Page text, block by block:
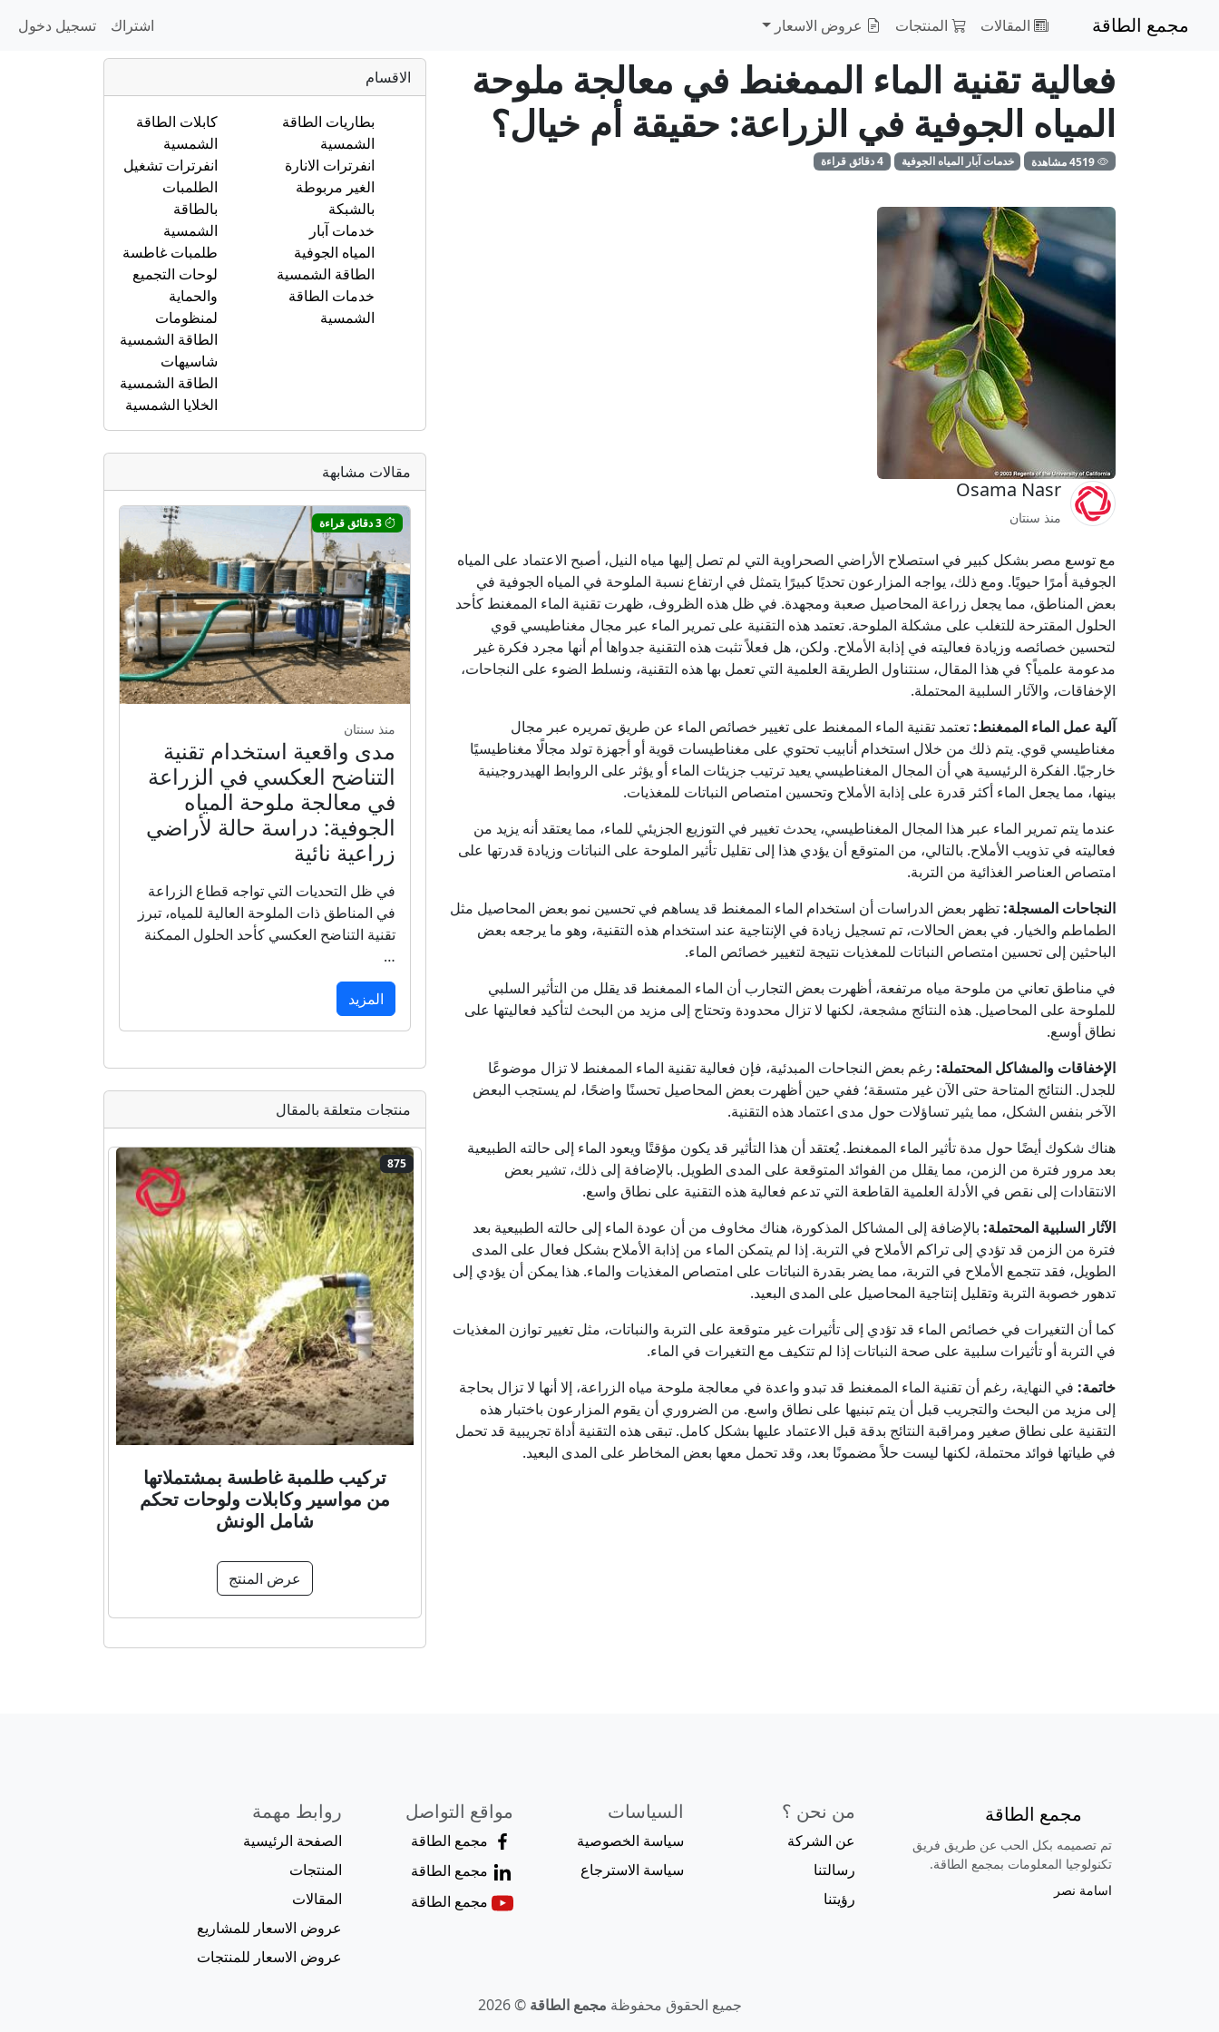
مجمع الطاقة المقالات المنتجات عروض الاسعار اشتراك تسجيل دخول
فعالية تقنية الماء الممغنط في معالجة ملوحة
المياه الجوفية في الزراعة: حقيقة أم خيال؟
4519 مشاهدة خدمات آبار المياه الجوفية 4 دقائق قراءة
Osama Nasr
منذ سنتان
مع توسع مصر بشكل كبير في استصلاح الأراضي الصحراوية التي لم تصل إليها مياه النيل، أصبح الاعتماد على المياه
الجوفية أمرًا حيويًا. ومع ذلك، يواجه المزارعون تحديًا كبيرًا يتمثل في ارتفاع نسبة الملوحة في المياه الجوفية في
بعض المناطق، مما يجعل زراعة المحاصيل صعبة ومجهدة. في ظل هذه الظروف، ظهرت تقنية الماء الممغنط كأحد
الحلول المقترحة للتغلب على مشكلة الملوحة. تعتمد هذه التقنية على تمرير الماء عبر مجال مغناطيسي قوي
لتحسين خصائصه وزيادة فعاليته في إذابة الأملاح. ولكن، هل فعلاً تثبت هذه التقنية جدواها أم أنها مجرد فكرة غير
مدعومة علمياً؟ في هذا المقال، سنتناول الطريقة العلمية التي تعمل بها هذه التقنية، ونسلط الضوء على النجاحات،
الإخفاقات، والآثار السلبية المحتملة.
آلية عمل الماء الممغنط: تعتمد تقنية الماء الممغنط على تغيير خصائص الماء عن طريق تمريره عبر مجال
مغناطيسي قوي. يتم ذلك من خلال استخدام أنابيب تحتوي على مغناطيسات قوية أو أجهزة تولد مجالًا مغناطيسيًا
خارجيًا. الفكرة الرئيسية هي أن المجال المغناطيسي يعيد ترتيب جزيئات الماء أو يؤثر على الروابط الهيدروجينية
بينها، مما يجعل الماء أكثر قدرة على إذابة الأملاح وتحسين امتصاص النباتات للمغذيات.
عندما يتم تمرير الماء عبر هذا المجال المغناطيسي، يحدث تغيير في التوزيع الجزيئي للماء، مما يعتقد أنه يزيد من
فعاليته في تذويب الأملاح. بالتالي، من المتوقع أن يؤدي هذا إلى تقليل تأثير الملوحة على النباتات وزيادة قدرتها على
امتصاص العناصر الغذائية من التربة.
النجاحات المسجلة: تظهر بعض الدراسات أن استخدام الماء الممغنط قد يساهم في تحسين نمو بعض المحاصيل مثل
الطماطم والخيار. في بعض الحالات، تم تسجيل زيادة في الإنتاجية عند استخدام هذه التقنية، وهو ما يرجعه بعض
الباحثين إلى تحسين امتصاص النباتات للمغذيات نتيجة لتغيير خصائص الماء.
في مناطق تعاني من ملوحة مياه مرتفعة، أظهرت بعض التجارب أن الماء الممغنط قد يقلل من التأثير السلبي
للملوحة على المحاصيل. هذه النتائج مشجعة، لكنها لا تزال محدودة وتحتاج إلى مزيد من البحث لتأكيد فعاليتها على
نطاق أوسع.
الإخفاقات والمشاكل المحتملة: رغم بعض النجاحات المبدئية، فإن فعالية تقنية الماء الممغنط لا تزال موضوعًا
للجدل. النتائج المتاحة حتى الآن غير متسقة؛ ففي حين أظهرت بعض المحاصيل تحسنًا واضحًا، لم يستجب البعض
الآخر بنفس الشكل، مما يثير تساؤلات حول مدى اعتماد هذه التقنية.
هناك شكوك أيضًا حول مدة تأثير الماء الممغنط. يُعتقد أن هذا التأثير قد يكون مؤقتًا ويعود الماء إلى حالته الطبيعية
بعد مرور فترة من الزمن، مما يقلل من الفوائد المتوقعة على المدى الطويل. بالإضافة إلى ذلك، تشير بعض
الانتقادات إلى نقص في الأدلة العلمية القاطعة التي تدعم فعالية هذه التقنية على نطاق واسع.
الآثار السلبية المحتملة: بالإضافة إلى المشاكل المذكورة، هناك مخاوف من أن عودة الماء إلى حالته الطبيعية بعد
فترة من الزمن قد تؤدي إلى تراكم الأملاح في التربة. إذا لم يتمكن الماء من إذابة الأملاح بشكل فعال على المدى
الطويل، فقد تتجمع الأملاح في التربة، مما يضر بقدرة النباتات على امتصاص المغذيات والماء. هذا يمكن أن يؤدي إلى
تدهور خصوبة التربة وتقليل إنتاجية المحاصيل على المدى البعيد.
كما أن التغيرات في خصائص الماء قد تؤدي إلى تأثيرات غير متوقعة على التربة والنباتات، مثل تغيير توازن المغذيات
في التربة أو تأثيرات سلبية على صحة النباتات إذا لم تتكيف مع التغيرات في الماء.
خاتمة: في النهاية، رغم أن تقنية الماء الممغنط قد تبدو واعدة في معالجة ملوحة مياه الزراعة، إلا أنها لا تزال بحاجة
إلى مزيد من البحث والتجريب قبل أن يتم تبنيها على نطاق واسع. من الضروري أن يقوم المزارعون باختبار هذه
التقنية على نطاق صغير ومراقبة النتائج بدقة قبل الاعتماد عليها بشكل كامل. تبقى هذه التقنية أداة تجريبية قد تحمل
في طياتها فوائد محتملة، لكنها ليست حلاً مضمونًا بعد، وقد تحمل معها بعض المخاطر على المدى البعيد.
الاقسام
بطاريات الطاقة
الشمسية
انفرترات الانارة
الغير مربوطة
بالشبكة
خدمات آبار
المياه الجوفية
الطاقة الشمسية
خدمات الطاقة
الشمسية
كابلات الطاقة
الشمسية
انفرترات تشغيل
الطلمبات
بالطاقة
الشمسية
طلمبات غاطسة
لوحات التجميع
والحماية
لمنظومات
الطاقة الشمسية
شاسيهات
الطاقة الشمسية
الخلايا الشمسية
مقالات مشابهة
منذ سنتان
3 دقائق قراءة
مدى واقعية استخدام تقنية
التناضح العكسي في الزراعة
في معالجة ملوحة المياه
الجوفية: دراسة حالة لأراضي
زراعية نائية
في ظل التحديات التي تواجه قطاع الزراعة
في المناطق ذات الملوحة العالية للمياه، تبرز
تقنية التناضح العكسي كأحد الحلول الممكنة
…
المزيد
منتجات متعلقة بالمقال
875
تركيب طلمبة غاطسة بمشتملاتها
من مواسير وكابلات ولوحات تحكم
شامل الونش
عرض المنتج
مجمع الطاقة
تم تصميمه بكل الحب عن طريق فريق
تكنولوجيا المعلومات بمجمع الطاقة.
اسامة نصر
من نحن ؟
عن الشركة
رسالتنا
رؤيتنا
السياسات
سياسة الخصوصية
سياسة الاسترجاع
مواقع التواصل
مجمع الطاقة
مجمع الطاقة
مجمع الطاقة
روابط مهمة
الصفحة الرئيسية
المنتجات
المقالات
عروض الاسعار للمشاريع
عروض الاسعار للمنتجات
جميع الحقوق محفوظة مجمع الطاقة © 2026